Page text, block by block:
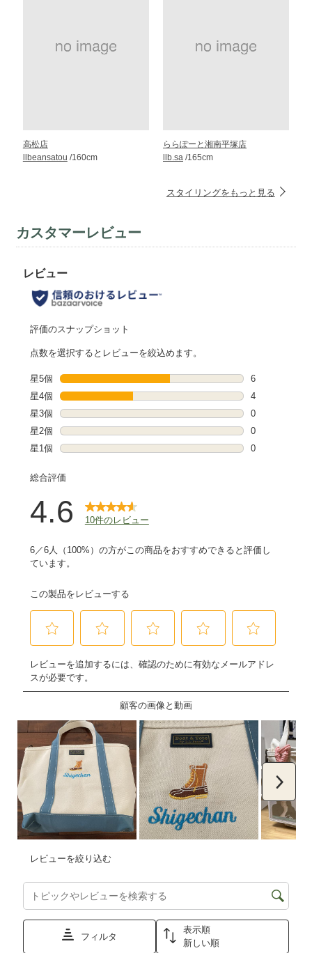
高松店
llbeansatou /160cm
ららぽーと湘南平塚店
llb.sa /165cm
スタイリングをもっと見る
カスタマーレビュー